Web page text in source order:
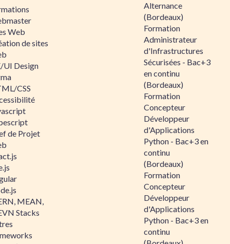
Web
de sites
UI Design
CSS
de Projet
MEAN,
Stacks
Alternance
(Bordeaux)
Formation
Administrateur
d'Infrastructures
Sécurisées - Bac+3
en continu
(Bordeaux)
Formation
Concepteur
Développeur
d'Applications
Python - Bac+3 en
continu
(Bordeaux)
Formation
Concepteur
Développeur
d'Applications
Python - Bac+3 en
continu